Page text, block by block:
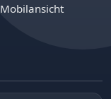
Mobilansicht